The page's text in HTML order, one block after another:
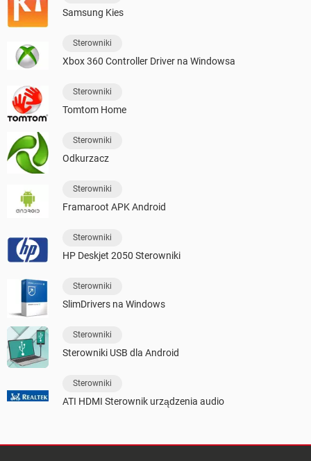
Samsung Kies
Sterowniki
Xbox 360 Controller Driver na Windowsa
Sterowniki
Tomtom Home
Sterowniki
Odkurzacz
Sterowniki
Framaroot APK Android
Sterowniki
HP Deskjet 2050 Sterowniki
Sterowniki
SlimDrivers na Windows
Sterowniki
Sterowniki USB dla Android
Sterowniki
ATI HDMI Sterownik urządzenia audio